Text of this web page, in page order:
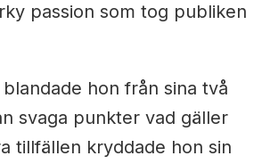
passion som tog publiken
hon från sina två
svaga punkter vad gäller
tillfällen kryddade hon sin